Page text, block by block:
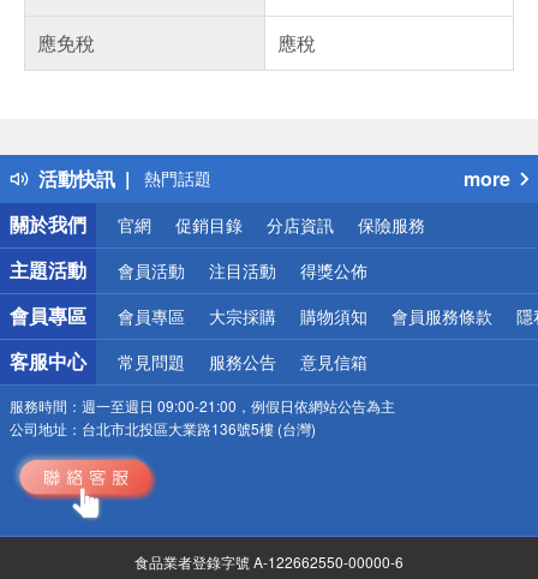
應免稅
應稅
活動快訊
得獎公告
熱門話題
銀行優惠
偏遠地區配送
詐騙網頁！請小心！
more
關於我們
官網 促銷目錄 分店資訊 保險服務
主題活動 會員活動 注目活動 得獎公佈
會員專區 會員專區 大宗採購 購物須知 會員服務條款 隱
客服中心 常見問題 服務公告 意見信箱
服務時間： 週一至週日 09:00-21:00，例假日依網站公告為主
公司地址： 台北市北投區大業路136號5樓 (台灣)
食品業者登錄字號 A-122662550-00000-6